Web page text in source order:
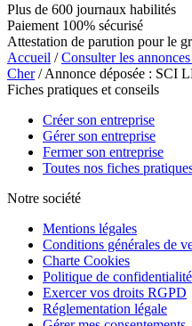
Plus de 600 journaux habilités
Paiement 100% sécurisé
Attestation de parution pour le
Accueil /Consulter les
Cher/ Annonce déposée : SCI
Fiches pratiques et conseils
Créer son entreprise
Gérer son entreprise
Fermer son entreprise
Toutes nos fiches
Notre société
Mentions légales
Conditions générales de
Charte Cookies
Politique de confidentialité
Exercer vos droits RGPD
Réglementation légale